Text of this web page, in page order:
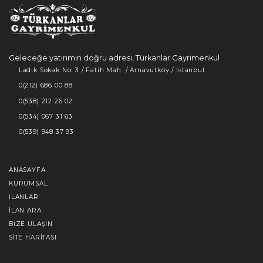
Geleceğe yatırımın doğru adresi, Türkanlar Gayrimenkul
Ladik Sokak No: 3 / Fatih Mah. / Arnavutköy / İstanbul
0(212) 686 00 88
0(538) 212 26 02
0(534) 067 31 63
0(539) 948 37 93
ANASAYFA
KURUMSAL
İLANLAR
İLAN ARA
BIZE ULAŞIN
SITE HARITASI